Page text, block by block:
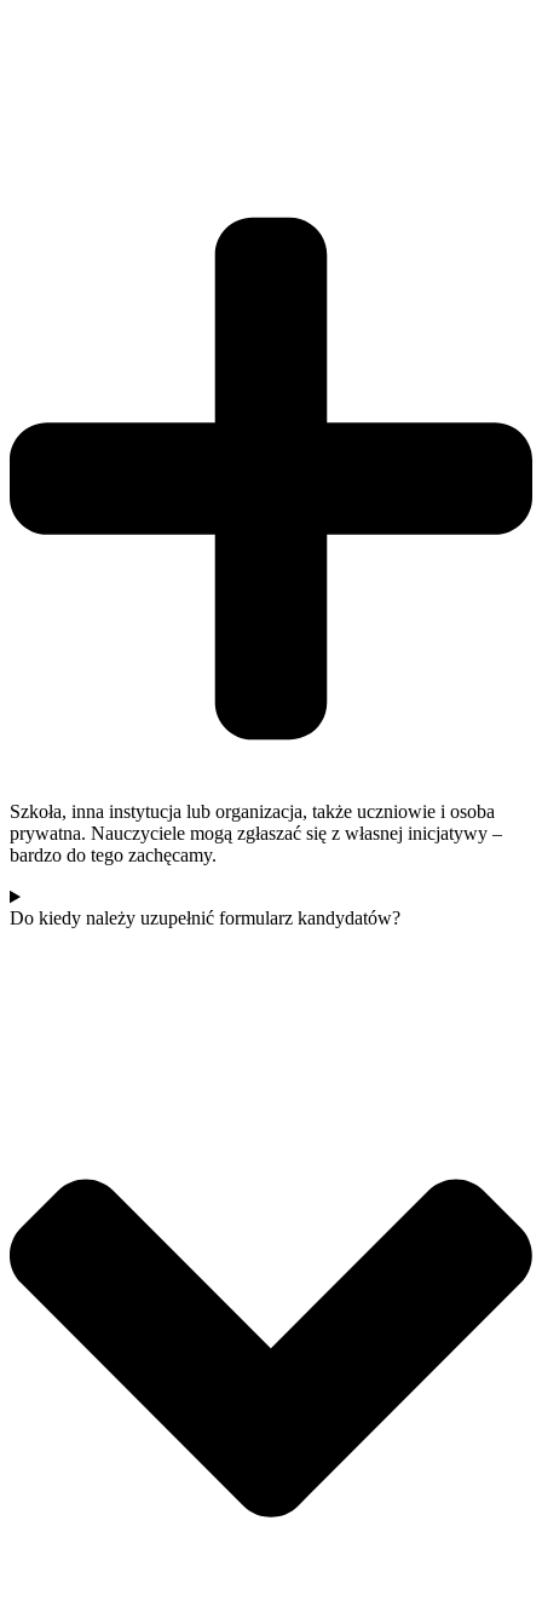
Szkoła, inna instytucja lub organizacja, także uczniowie i osoba
prywatna. Nauczyciele mogą zgłaszać się z własnej inicjatywy –
bardzo do tego zachęcamy.
Do kiedy należy uzupełnić formularz kandydatów?